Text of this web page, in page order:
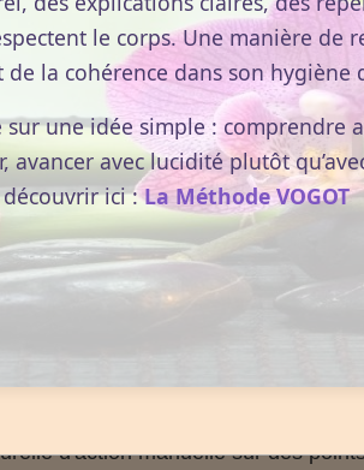
sont à l’écoute des nécessités du
but d'harmoniser le corps, apaiser
de son propre corps maisce
essentiellesagit sur les différents
équilibrer.Il permet ainsi au mental
votre être véritable, votre enfant
physiques que psychologiques, le
plus efficacement &
d'action manuelle sur des
le corps. Une manière de
de la cohérence dans son hygiène
une idée simple : comprendre
avec lucidité plutôt
découvrir ici :La Méthode VOGOT